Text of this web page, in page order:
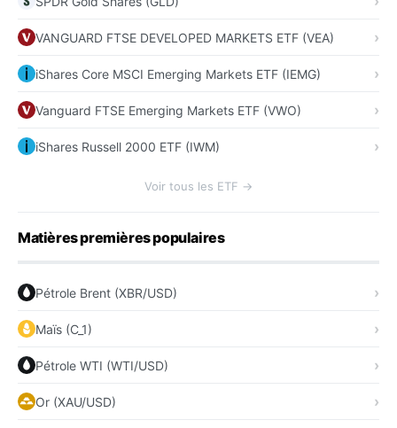
VANGUARD FTSE DEVELOPED MARKETS ETF (VEA)
iShares Core MSCI Emerging Markets ETF (IEMG)
Vanguard FTSE Emerging Markets ETF (VWO)
iShares Russell 2000 ETF (IWM)
Voir tous les ETF →
Matières premières populaires
Pétrole Brent (XBR/USD)
Maïs (C_1)
Pétrole WTI (WTI/USD)
Or (XAU/USD)